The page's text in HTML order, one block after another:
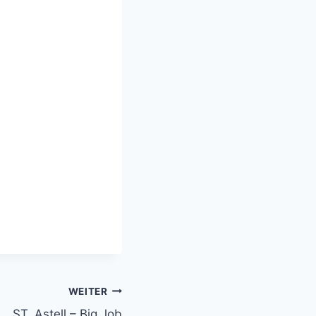
WEITER